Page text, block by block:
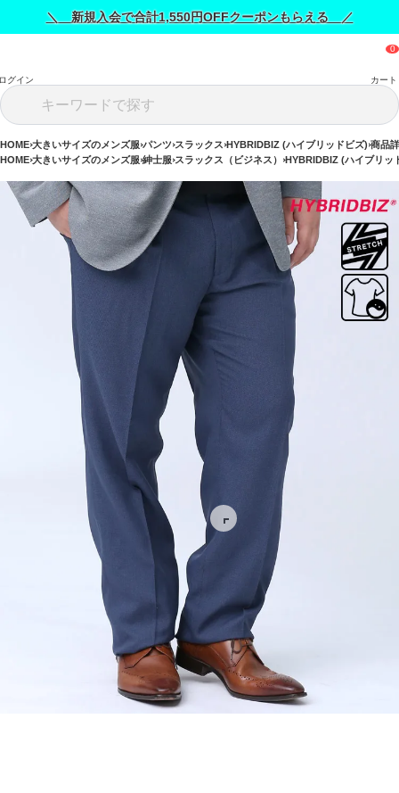
＼ 新規入会で合計1,550円OFFクーポンもらえる ／
グイン カート
HOME 大きいサイズのメンズ服 パンツ スラックス HYBRIDBIZ (ハイブリッドビズ) 商品
HOME 大きいサイズのメンズ服 紳士服 スラックス（ビジネス） HYBRIDBIZ (ハイブリッ